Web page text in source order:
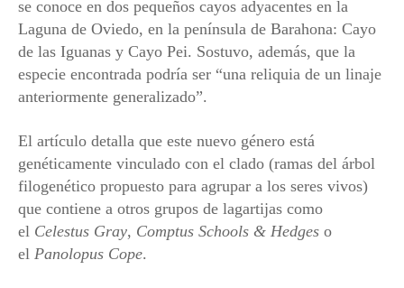
se conoce en dos pequeños cayos adyacentes en la
Laguna de Oviedo, en la península de Barahona: Cayo
de las Iguanas y Cayo Pei. Sostuvo, además, que la
especie encontrada podría ser “una reliquia de un linaje
anteriormente generalizado”.
El artículo detalla que este nuevo género está
genéticamente vinculado con el clado (ramas del árbol
filogenético propuesto para agrupar a los seres vivos)
que contiene a otros grupos de lagartijas como
el Celestus Gray, Comptus Schools & Hedges o
el Panolopus Cope.